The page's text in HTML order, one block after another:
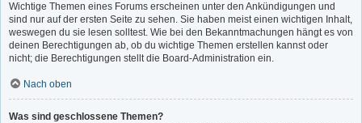
Wichtige Themen eines Forums erscheinen unter den Ankündigungen und
sind nur auf der ersten Seite zu sehen. Sie haben meist einen wichtigen Inhalt,
weswegen du sie lesen solltest. Wie bei den Bekanntmachungen hängt es von
deinen Berechtigungen ab, ob du wichtige Themen erstellen kannst oder
nicht; die Berechtigungen stellt die Board-Administration ein.
Nach oben
Was sind geschlossene Themen?